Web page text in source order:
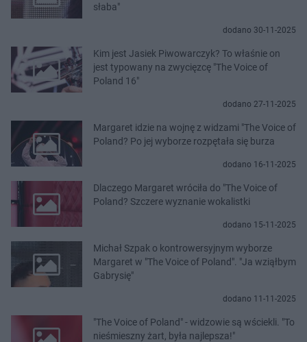
słaba"
dodano 30-11-2025
Kim jest Jasiek Piwowarczyk? To właśnie on
jest typowany na zwycięzcę "The Voice of
Poland 16"
dodano 27-11-2025
Margaret idzie na wojnę z widzami "The Voice of
Poland? Po jej wyborze rozpętała się burza
dodano 16-11-2025
Dlaczego Margaret wróciła do "The Voice of
Poland? Szczere wyznanie wokalistki
dodano 15-11-2025
Michał Szpak o kontrowersyjnym wyborze
Margaret w "The Voice of Poland". "Ja wziąłbym
Gabrysię"
dodano 11-11-2025
"The Voice of Poland" - widzowie są wściekli. "To
nieśmieszny żart, była najlepsza!"